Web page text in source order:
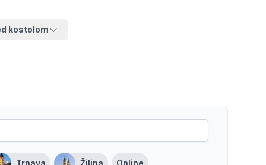
kostolom
Trnava Žilina Online